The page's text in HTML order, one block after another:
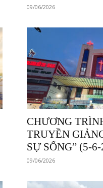
09/06/2026
CHƯƠNG
TRUYỀN
SỰ SỐNG” (5-
09/06/2026